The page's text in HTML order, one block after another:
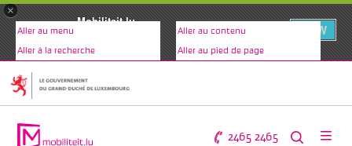
×
Mobiliteit.lu
VIEW
Aller au menu Aller au contenu
Aller à la recherche Aller au pied de page
2465 2465